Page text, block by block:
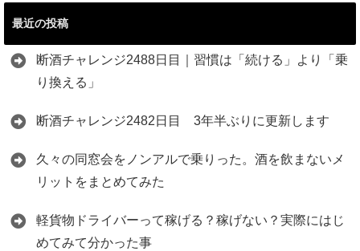
最近の投稿
断酒チャレンジ2488日目｜習慣は「続ける」より「乗
り換える」
断酒チャレンジ2482日目 3年半ぶりに更新します
久々の同窓会をノンアルで乗りった。酒を飲まないメ
リットをまとめてみた
軽貨物ドライバーって稼げる？稼げない？実際にはじ
めてみて分かった事